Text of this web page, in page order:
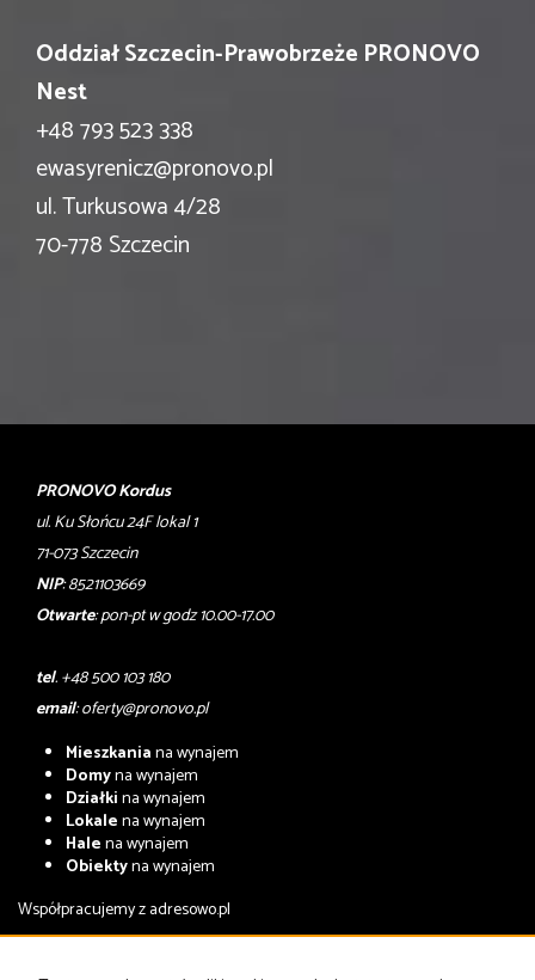
Oddział Szczecin-Prawobrzeże PRONOVO
Nest
+48 793 523 338
ewasyrenicz@pronovo.pl
ul. Turkusowa 4/28
70-778 Szczecin
PRONOVO Kordus
ul. Ku Słońcu 24F lokal 1
71-073 Szczecin
NIP: 8521103669
Otwarte: pon-pt w godz 10.00-17.00
tel. +48 500 103 180
email:oferty@pronovo.pl
Mieszkaniana wynajem
Domyna wynajem
Działkina wynajem
Lokalena wynajem
Halena wynajem
Obiektyna wynajem
Współpracujemy zadresowo.pl